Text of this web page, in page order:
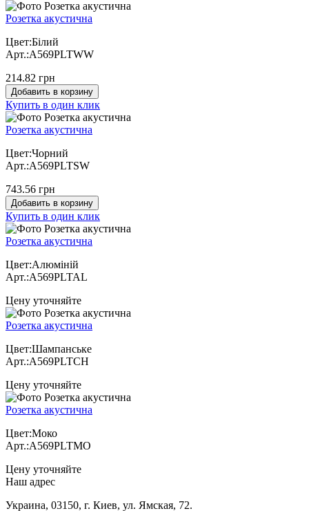
Розетка акустична
Цвет:Білий
Арт.:A569PLTWW
214.82 грн
Добавить в корзину
Купить в один клик
Розетка акустична
Цвет:Чорний
Арт.:A569PLTSW
743.56 грн
Добавить в корзину
Купить в один клик
Розетка акустична
Цвет:Алюміній
Арт.:A569PLTAL
Цену уточняйте
Розетка акустична
Цвет:Шампанське
Арт.:A569PLTCH
Цену уточняйте
Розетка акустична
Цвет:Моко
Арт.:A569PLTMO
Цену уточняйте
Наш адрес
Украина, 03150, г. Киев, ул. Ямская, 72.